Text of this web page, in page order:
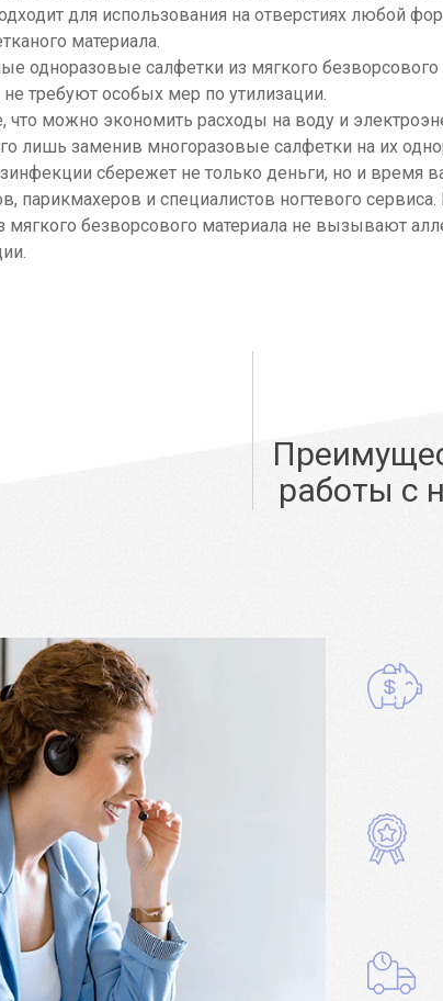
для использования на отверстиях любой
материала.
одноразовые салфетки из мягкого
требуют особых мер по утилизации.
что можно экономить расходы на воду и
лишь заменив многоразовые салфетки на их
сбережет не только деньги, но и время
парикмахеров и специалистов ногтевого
мягкого безворсового материала не вызывают
работы с